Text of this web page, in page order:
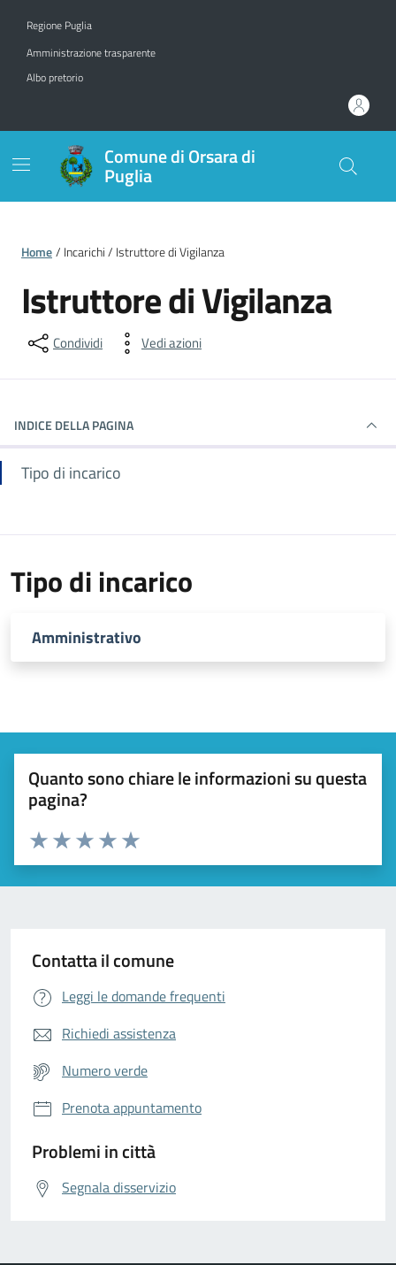
Regione Puglia
Amministrazione trasparente
Albo pretorio
Comune di Orsara di
Puglia
Home/ Incarichi / Istruttore di Vigilanza
Istruttore di Vigilanza
Condividi Vedi azioni
INDICE DELLA PAGINA
Tipo di incarico
Tipo di incarico
Amministrativo
Quanto sono chiare le informazioni su questa
pagina?
Valuta da 1 a 5 stelle la pagina
Valuta 5 stelle su 5
Valuta 4 stelle su 5
Valuta 3 stelle su 5
Valuta 2 stelle su 5
Valuta 1 stelle su 5
Contatta il comune
Leggi le domande frequenti
Richiedi assistenza
Numero verde
Prenota appuntamento
Problemi in città
Segnala disservizio